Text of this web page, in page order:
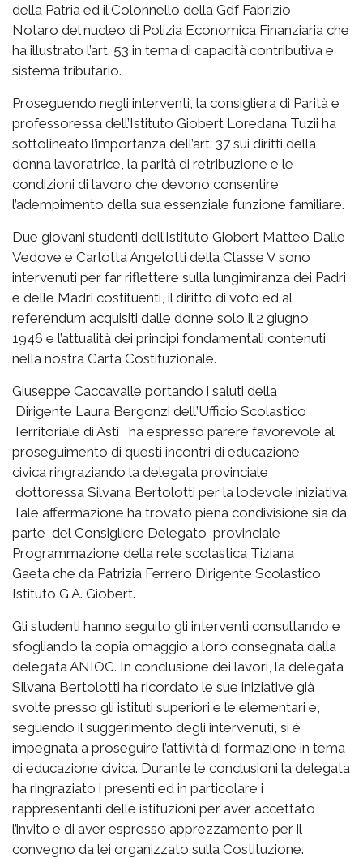
della Patria ed il Colonnello della Gdf Fabrizio
Notaro del nucleo di Polizia Economica Finanziaria che
ha illustrato l’art. 53 in tema di capacità contributiva e
sistema tributario.
Proseguendo negli interventi, la consigliera di Parità e
professoressa dell’Istituto Giobert Loredana Tuzii ha
sottolineato l’importanza dell’art. 37 sui diritti della
donna lavoratrice, la parità di retribuzione e le
condizioni di lavoro che devono consentire
l’adempimento della sua essenziale funzione familiare.
Due giovani studenti dell’Istituto Giobert Matteo Dalle
Vedove e Carlotta Angelotti della Classe V sono
intervenuti per far riflettere sulla lungimiranza dei Padri
e delle Madri costituenti, il diritto di voto ed al
referendum acquisiti dalle donne solo il 2 giugno
1946 e l’attualità dei principi fondamentali contenuti
nella nostra Carta Costituzionale.
Giuseppe Caccavalle portando i saluti della
Dirigente Laura Bergonzi dell’Ufficio Scolastico
Territoriale di Asti ha espresso parere favorevole al
proseguimento di questi incontri di educazione
civica ringraziando la delegata provinciale
dottoressa Silvana Bertolotti per la lodevole iniziativa.
Tale affermazione ha trovato piena condivisione sia da
parte del Consigliere Delegato provinciale
Programmazione della rete scolastica Tiziana
Gaeta che da Patrizia Ferrero Dirigente Scolastico
Istituto G.A. Giobert.
Gli studenti hanno seguito gli interventi consultando e
sfogliando la copia omaggio a loro consegnata dalla
delegata ANIOC. In conclusione dei lavori, la delegata
Silvana Bertolotti ha ricordato le sue iniziative già
svolte presso gli istituti superiori e le elementari e,
seguendo il suggerimento degli intervenuti, si è
impegnata a proseguire l’attività di formazione in tema
di educazione civica. Durante le conclusioni la delegata
ha ringraziato i presenti ed in particolare i
rappresentanti delle istituzioni per aver accettato
l’invito e di aver espresso apprezzamento per il
convegno da lei organizzato sulla Costituzione.